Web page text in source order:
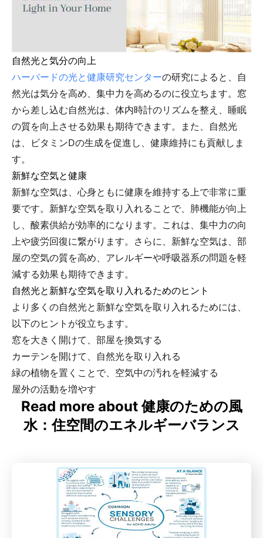
自然光と気分の向上
ハーバードの光と健康研究センターの研究によると、自
然光は気分を高め、集中力を高めるのに役立ちます。窓
から差し込む自然光は、体内時計のリズムを整え、睡眠
の質を向上させる効果も期待できます。また、自然光
は、ビタミンDの生成を促進し、健康維持にも貢献しま
す。
新鮮な空気と健康
新鮮な空気は、心身ともに健康を維持する上で非常に重
要です。新鮮な空気を取り入れることで、肺機能が向上
し、酸素供給が効率的になります。これは、集中力の向
上や疲労回復に繋がります。さらに、新鮮な空気は、部
屋の空気の質を高め、アレルギーや呼吸器系の問題を軽
減する効果も期待できます。
自然光と新鮮な空気を取り入れるためのヒント
より多くの自然光と新鮮な空気を取り入れるためには、
以下のヒントが役立ちます。
窓を大きく開けて、部屋を換気する
カーテンを開けて、自然光を取り入れる
緑の植物を置くことで、空気中の汚れを軽減する
屋外の活動を増やす
Read more about 健康のための風
水：住空間のエネルギーバランス